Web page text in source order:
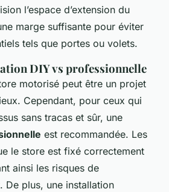
l’espace d’extension du
marge suffisante pour éviter
tels que portes ou volets.
DIY vs professionnelle
motorisé peut être un projet
Cependant, pour ceux qui
sans tracas et sûr, une
est recommandée. Les
le store est fixé correctement
ainsi les risques de
De plus, une installation